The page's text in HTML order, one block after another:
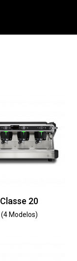
Classe 20
(4 Modelos)